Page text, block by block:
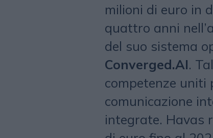
milioni di euro in
quattro anni
del suo sistema
Converged.AI.
competenze uniti
comunicazione
integrate. Havas